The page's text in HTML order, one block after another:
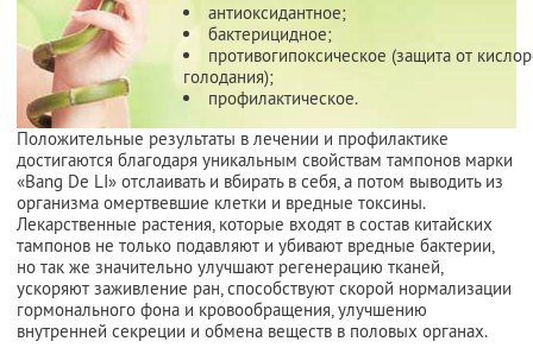
антиоксидантное;
бактерицидное;
противогипоксическое (защита от
голодания);
профилактическое.
Положительные результаты в лечении и профилактике
достигаются благодаря уникальным свойствам тампонов марки
«Bang De LI» отслаивать и вбирать в себя, а потом выводить из
организма омертвевшие клетки и вредные токсины.
Лекарственные растения, которые входят в состав китайских
тампонов не только подавляют и убивают вредные бактерии,
но так же значительно улучшают регенерацию тканей,
ускоряют заживление ран, способствуют скорой нормализации
гормонального фона и кровообращения, улучшению
внутренней секреции и обмена веществ в половых органах.